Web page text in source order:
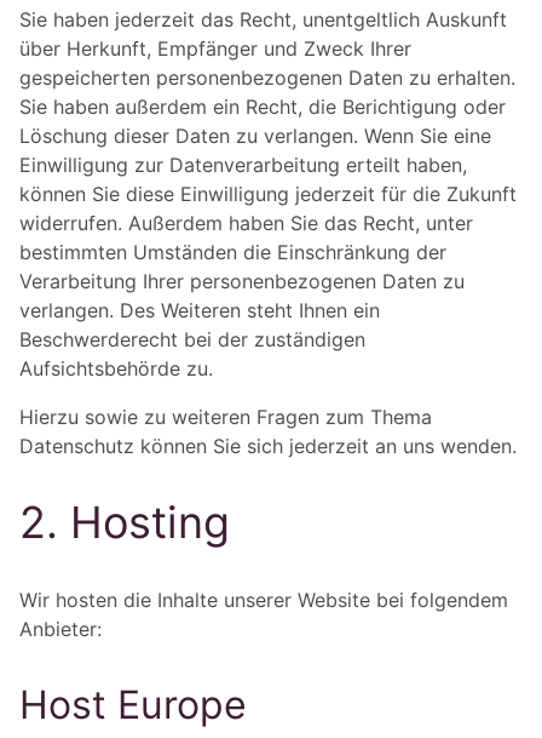
Sie haben jederzeit das Recht, unentgeltlich Auskunft
über Herkunft, Empfänger und Zweck Ihrer
gespeicherten personenbezogenen Daten zu erhalten.
Sie haben außerdem ein Recht, die Berichtigung oder
Löschung dieser Daten zu verlangen. Wenn Sie eine
Einwilligung zur Datenverarbeitung erteilt haben,
können Sie diese Einwilligung jederzeit für die Zukunft
widerrufen. Außerdem haben Sie das Recht, unter
bestimmten Umständen die Einschränkung der
Verarbeitung Ihrer personenbezogenen Daten zu
verlangen. Des Weiteren steht Ihnen ein
Beschwerderecht bei der zuständigen
Aufsichtsbehörde zu.
Hierzu sowie zu weiteren Fragen zum Thema
Datenschutz können Sie sich jederzeit an uns wenden.
2. Hosting
Wir hosten die Inhalte unserer Website bei folgendem
Anbieter:
Host Europe